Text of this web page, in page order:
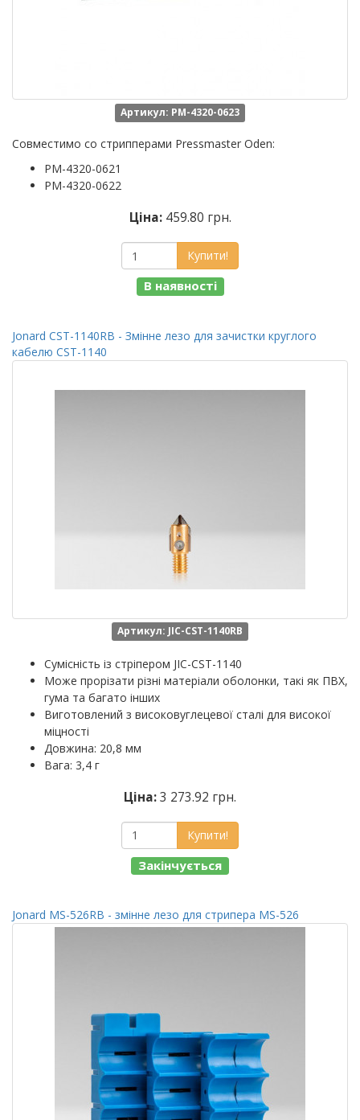
Артикул: PM-4320-0623
Совместимо со стрипперами Pressmaster Oden:
PM-4320-0621
PM-4320-0622
Ціна: 459.80 грн.
Купити!
В наявності
Jonard CST-1140RB - Змінне лезо для зачистки круглого
кабелю CST-1140
Артикул: JIC-CST-1140RB
Сумісність із стріпером JIC-CST-1140
Може прорізати різні матеріали оболонки, такі як ПВХ,
гума та багато інших
Виготовлений з високовуглецевої сталі для високої
міцності
Довжина: 20,8 мм
Вага: 3,4 г
Ціна:3 273.92 грн.
Купити!
Закінчується
Jonard MS-526RB - змінне лезо для стрипера MS-526